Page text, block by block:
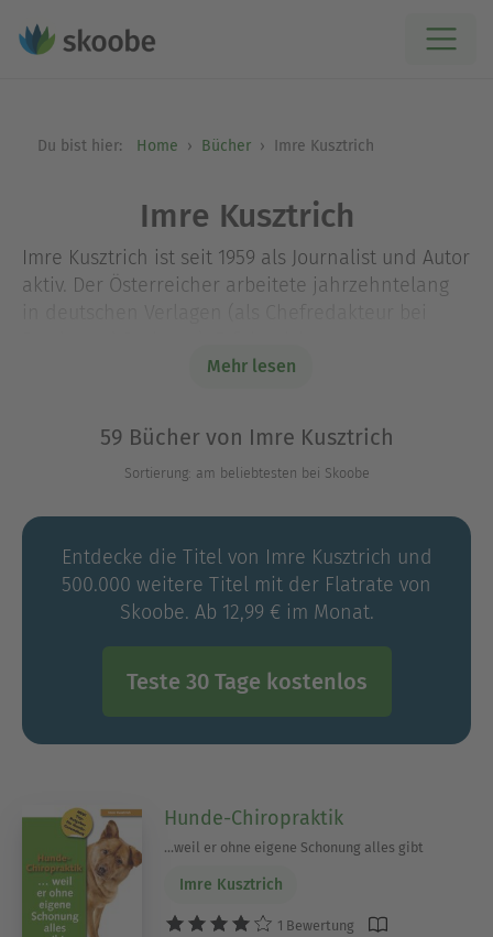
Du bist hier: Home Bücher Imre Kusztrich
Imre Kusztrich
Imre Kusztrich ist seit 1959 als Journalist und Autor
aktiv. Der Österreicher arbeitete jahrzehntelang
Buchveröffentlichungen zu den Ratgeber-Themen
Chronobiologie, Anti-Aging-Medizin.
Mehr lesen
59 Bücher von Imre Kusztrich
Sortierung: am beliebtesten bei Skoobe
Entdecke die Titel von Imre Kusztrich und
500.000 weitere Titel mit der Flatrate von
Skoobe. Ab 12,99 € im Monat.
Teste 30 Tage kostenlos
Hunde-Chiropraktik
...weil er ohne eigene Schonung alles gibt
Imre Kusztrich
1 Bewertung